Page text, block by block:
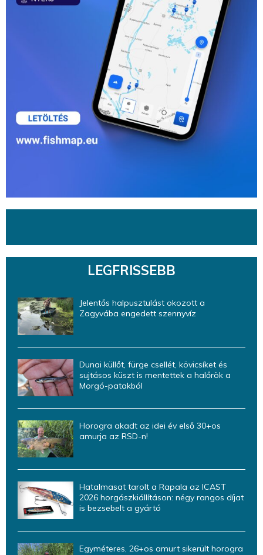
LEGFRISSEBB
Jelentős halpusztulást okozott a
Zagyvába engedett szennyvíz
Dunai küllőt, fürge csellét, kövicsíket és
sujtásos küszt is mentettek a halőrök a
Morgó-patakból
Horogra akadt az idei év első 30+os
amurja az RSD-n!
Hatalmasat tarolt a Rapala az ICAST
2026 horgászkiállításon: négy rangos díjat
is bezsebelt a gyártó
Egyméteres, 26+os amurt sikerült horogra